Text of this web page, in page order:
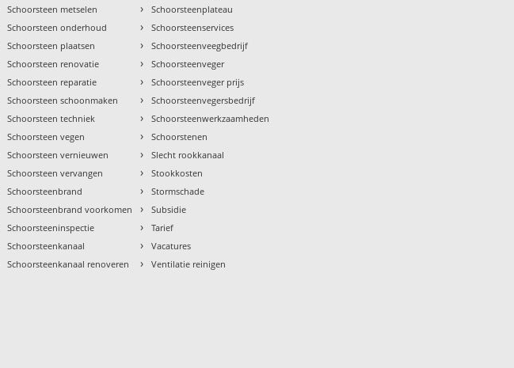
Schoorsteen metselen
Schoorsteen onderhoud
Schoorsteen plaatsen
Schoorsteen renovatie
Schoorsteen reparatie
Schoorsteen schoonmaken
Schoorsteen techniek
Schoorsteen vegen
Schoorsteen vernieuwen
Schoorsteen vervangen
Schoorsteenbrand
Schoorsteenbrand voorkomen
Schoorsteeninspectie
Schoorsteenkanaal
Schoorsteenkanaal renoveren
› Schoorsteenplateau
› Schoorsteenservices
› Schoorsteenveegbedrijf
› Schoorsteenveger
› Schoorsteenveger prijs
› Schoorsteenvegersbedrijf
› Schoorsteenwerkzaamheden
› Schoorstenen
› Slecht rookkanaal
› Stookkosten
› Stormschade
› Subsidie
› Tarief
› Vacatures
› Ventilatie reinigen